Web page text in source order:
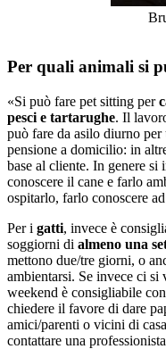
Per quali animali si
«Si può fare pet sitting per
pesci e tartarughe. Il
può fare da asilo diurno per
pensione a domicilio: in
base al cliente. In genere
conoscere il cane e farlo
ospitarlo, farlo conoscere
Per i gatti, invece è
soggiorni di almeno una
mettono due/tre giorni, o
ambientarsi. Se invece ci si
weekend è consigliabile
chiedere il favore di dare
amici/parenti o vicini di
contattare una